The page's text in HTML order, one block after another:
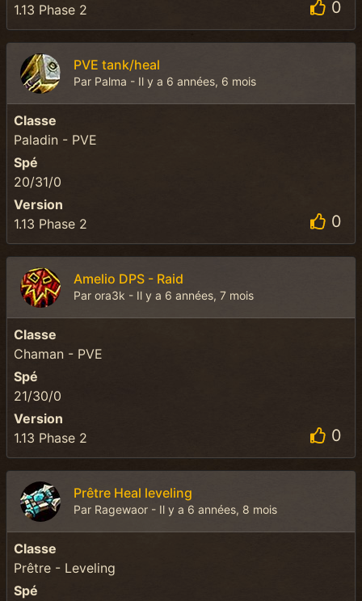
1.13 Phase 2 0
PVE tank/heal
Par Palma - Il y a 6 années, 6 mois
Classe
Paladin - PVE
Spé
20/31/0
Version
1.13 Phase 2
0
Amelio DPS - Raid
Par ora3k - Il y a 6 années, 7 mois
Classe
Chaman - PVE
Spé
21/30/0
Version
1.13 Phase 2
0
Prêtre Heal leveling
Par Ragewaor - Il y a 6 années, 8 mois
Classe
Prêtre - Leveling
Spé